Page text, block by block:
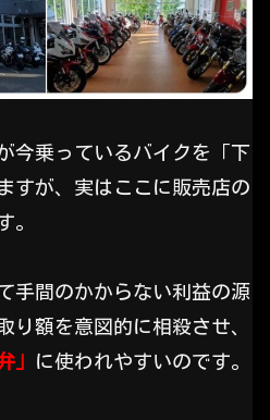
今乗っているバイクを「下
すが、実はここに販売店の
。
手間のかからない利益の源
り額を意図的に相殺させ、
」 に使われやすいのです。